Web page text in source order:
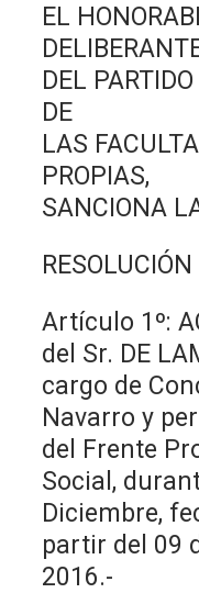
EL
DEL
DE
LAS
PROPIAS,
SANCIONA
RESOLUCIÓN
Artículo 1º:
del Sr. DE
cargo de
Navarro y
del Frente
Social,
Diciembre,
partir del 09
2016.-